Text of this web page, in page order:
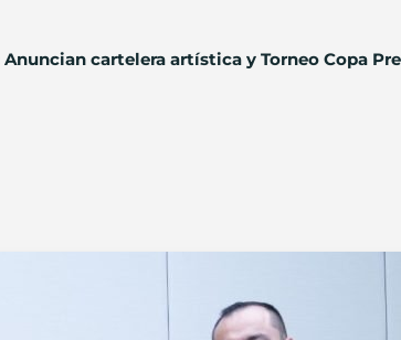
cartelera artística y Torneo Copa